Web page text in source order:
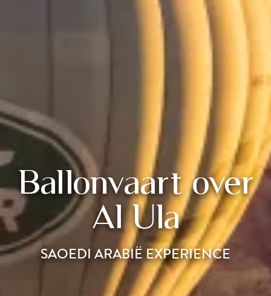
Ballonvaart over
Al Ula
SAOEDI ARABIË EXPERIENCE